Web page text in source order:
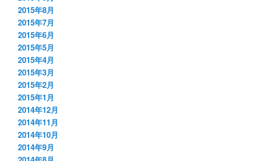
2015年8月
2015年7月
2015年6月
2015年5月
2015年4月
2015年3月
2015年2月
2015年1月
2014年12月
2014年11月
2014年10月
2014年9月